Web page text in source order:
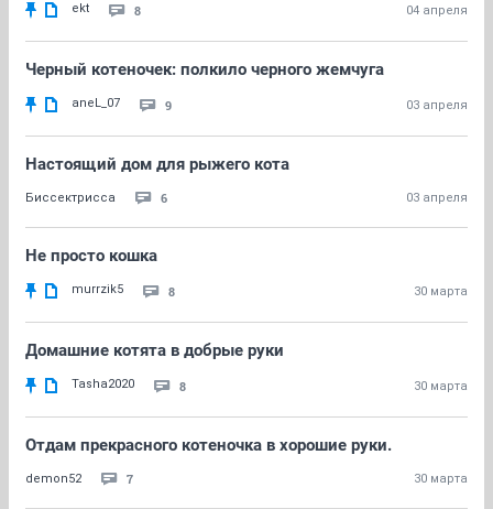
ekt 8 04 апреля
Черный котеночек: полкило черного жемчуга
aneL_07 9 03 апреля
Настоящий дом для рыжего кота
Биссектрисса 6 03 апреля
Не просто кошка
murrzik5 8 30 марта
Домашние котята в добрые руки
Tasha2020 8 30 марта
Отдам прекрасного котеночка в хорошие руки.
demon52 7 30 марта